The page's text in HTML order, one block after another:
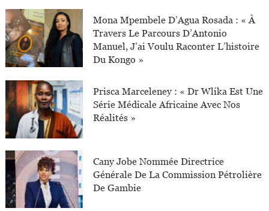
Mona Mpembele D’Agua Rosada : « À
Travers Le Parcours D’Antonio
Manuel, J’ai Voulu Raconter L’histoire
Du Kongo »
Prisca Marceleney : « Dr Wlika Est Une
Série Médicale Africaine Avec Nos
Réalités »
Cany Jobe Nommée Directrice
Générale De La Commission Pétrolière
De Gambie